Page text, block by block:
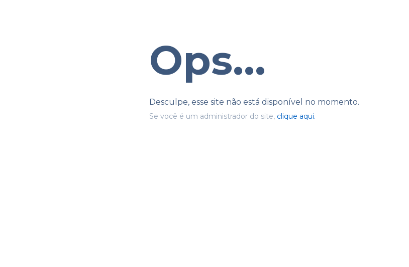
Ops...
Desculpe, esse site não está disponível no momento.
Se você é um administrador do site, clique aqui.